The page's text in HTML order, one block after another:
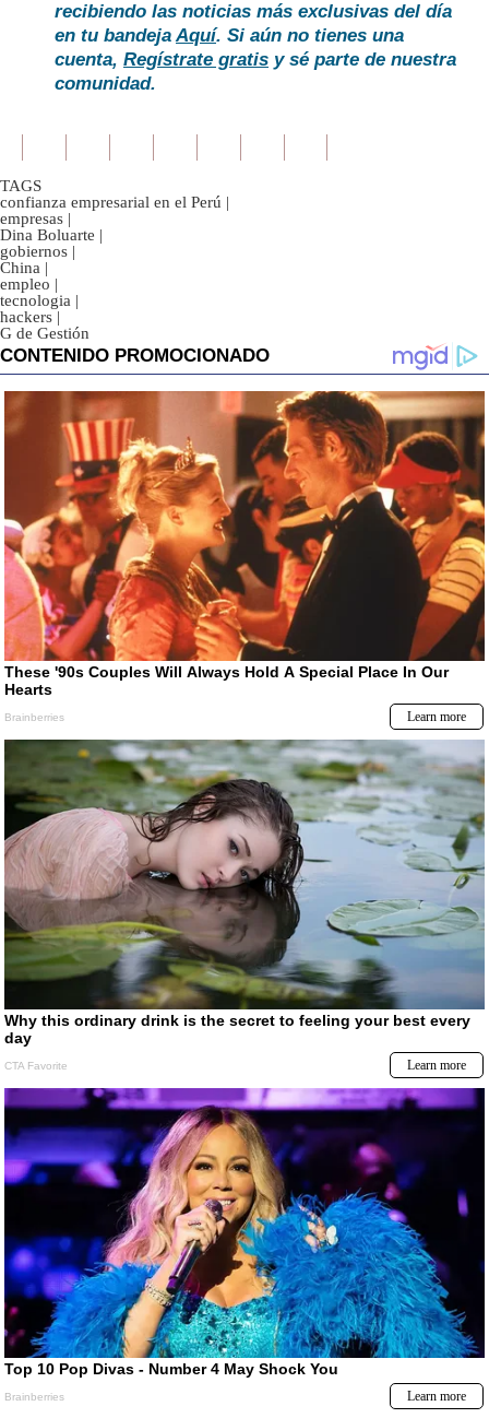
recibiendo las noticias más exclusivas del día
en tu bandejaAquí. Si aún no tienes una
cuenta, Regístrate gratis y sé parte de nuestra
comunidad.
TAGS
confianza empresarial en el Perú |
empresas |
Dina Boluarte |
gobiernos |
China |
empleo |
tecnologia |
hackers |
G de Gestión